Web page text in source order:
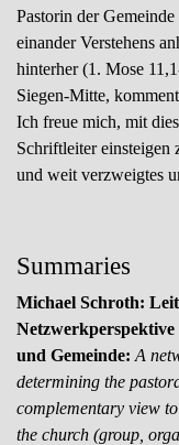
Pastorin der
einander Verstehens
hinterher (1. Mose
Siegen-Mitte,
Ich freue mich, mit
Schriftleiter einsteigen
und weit verzweigtes
Summaries
Michael Schroth:
und Gemeinde: A
determining the
complementary view
the church (group,